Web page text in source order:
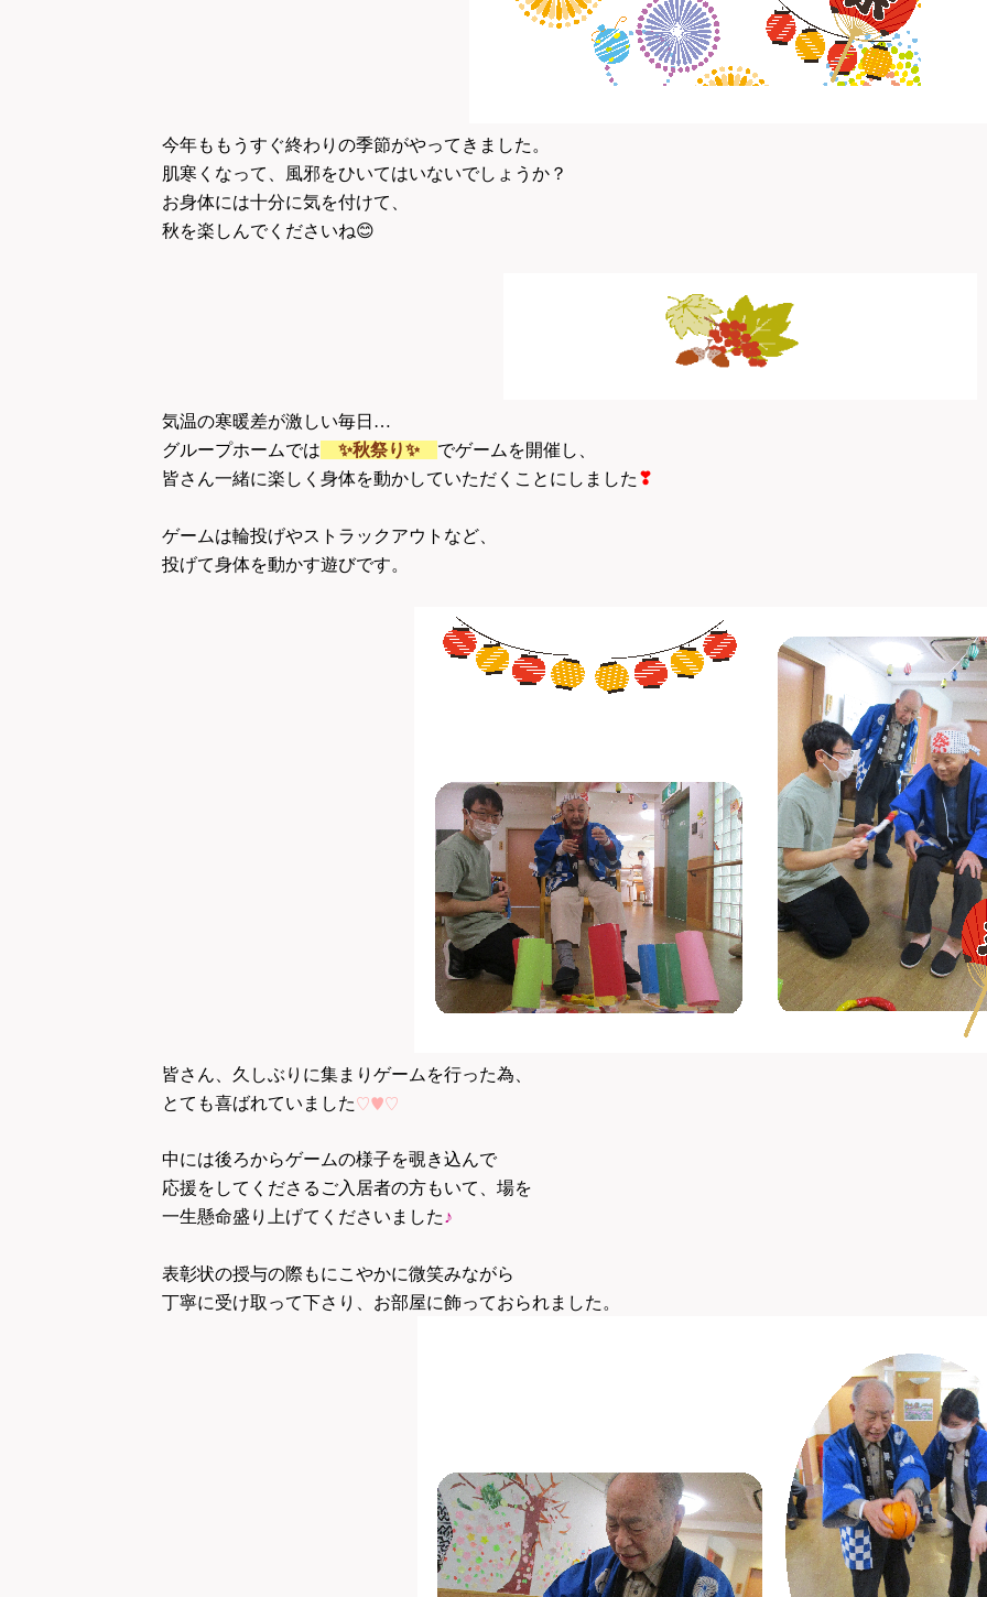
今年ももうすぐ終わりの季節がやってきました。
肌寒くなって、風邪をひいてはいないでしょうか？
お身体には十分に気を付けて、
秋を楽しんでくださいね😊
気温の寒暖差が激しい毎日…
グループホームでは
✨秋祭り✨
でゲームを開催し、
皆さん一緒に楽しく身体を動かしていただくことにしました ❣
ゲームは輪投げやストラックアウトなど、
投げて身体を動かす遊びです。
皆さん、久しぶりに集まりゲームを行った為、
とても喜ばれていました♡♥♡
中には後ろからゲームの様子を覗き込んで
応援をしてくださるご入居者の方もいて、場を
一生懸命盛り上げてくださいました♪
表彰状の授与の際もにこやかに微笑みながら
丁寧に受け取って下さり、お部屋に飾っておられました。